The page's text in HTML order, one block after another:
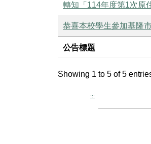
公告標題
轉知「114年度第1次原
恭喜本校學生參加基隆
Showing 1 to 5 of 5
:::